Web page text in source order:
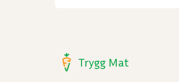
Trygg Mat